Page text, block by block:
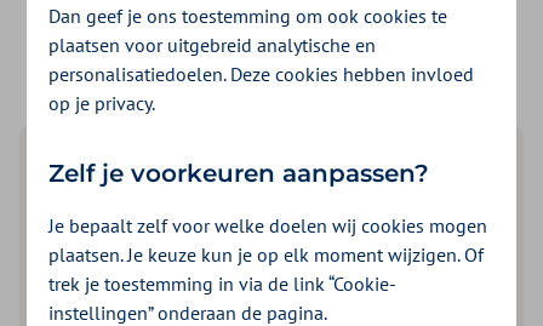
Bekijk rekening en betaal direct
Welke betaaloptie past bij
mij?
Wil je iets regelen voor premie of een rekening voor
zorgkosten (bijvoorbeeld eigen risico)?
Dan geef je ons toestemming om ook cookies te
plaatsen voor uitgebreid analytische en
personalisatiedoelen. Deze cookies hebben invloed
op je privacy.
Zelf je voorkeuren aanpassen?
Je bepaalt zelf voor welke doelen wij cookies mogen
plaatsen. Je keuze kun je op elk moment wijzigen. Of
trek je toestemming in via de link “Cookie-
instellingen” onderaan de pagina.